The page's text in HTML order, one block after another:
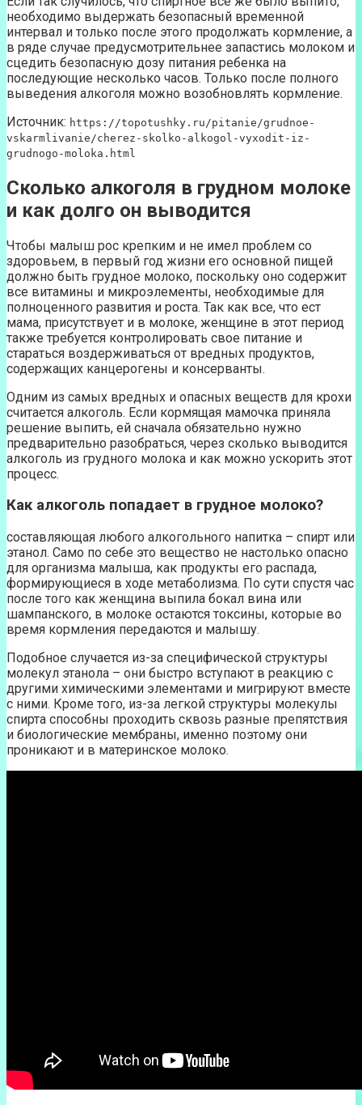
необходимо выдержать безопасный временной
интервал и только после этого продолжать кормление, а
в ряде случае предусмотрительнее запастись молоком и
сцедить безопасную дозу питания ребенка на
последующие несколько часов. Только после полного
выведения алкоголя можно возобновлять кормление.
Источник: https://topotushky.ru/pitanie/grudnoe-
vskarmlivanie/cherez-skolko-alkogol-vyxodit-iz-
grudnogo-moloka.html
Сколько алкоголя в грудном молоке
и как долго он выводится
Чтобы малыш рос крепким и не имел проблем со
здоровьем, в первый год жизни его основной пищей
должно быть грудное молоко, поскольку оно содержит
все витамины и микроэлементы, необходимые для
полноценного развития и роста. Так как все, что ест
мама, присутствует и в молоке, женщине в этот период
также требуется контролировать свое питание и
стараться воздерживаться от вредных продуктов,
содержащих канцерогены и консерванты.
Одним из самых вредных и опасных веществ для крохи
считается алкоголь. Если кормящая мамочка приняла
решение выпить, ей сначала обязательно нужно
предварительно разобраться, через сколько выводится
алкоголь из грудного молока и как можно ускорить этот
процесс.
Как алкоголь попадает в грудное молоко?
составляющая любого алкогольного напитка – спирт или
этанол. Само по себе это вещество не настолько опасно
для организма малыша, как продукты его распада,
формирующиеся в ходе метаболизма. По сути спустя час
после того как женщина выпила бокал вина или
шампанского, в молоке остаются токсины, которые во
время кормления передаются и малышу.
Подобное случается из-за специфической структуры
молекул этанола – они быстро вступают в реакцию с
другими химическими элементами и мигрируют вместе
с ними. Кроме того, из-за легкой структуры молекулы
спирта способны проходить сквозь разные препятствия
и биологические мембраны, именно поэтому они
проникают и в материнское молоко.